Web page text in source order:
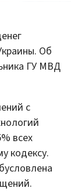
Об
ГУ МВД
с
всех
кодексу.